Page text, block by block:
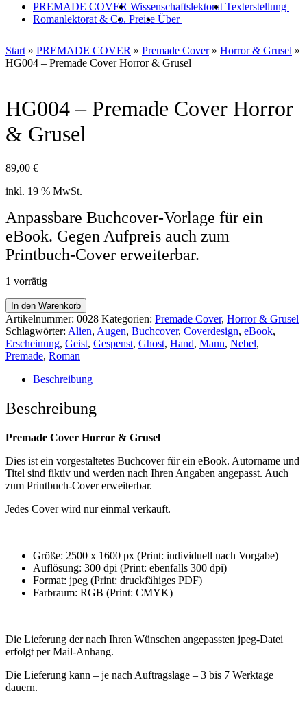
PREMADE COVER Wissenschaftslektorat Texterstellung
Romanlektorat & Co. Preise Über
Start » PREMADE COVER » Premade Cover » Horror & Grusel »
HG004 – Premade Cover Horror & Grusel
HG004 – Premade Cover Horror
& Grusel
89,00 €
inkl. 19 % MwSt.
Anpassbare Buchcover-Vorlage für ein
eBook. Gegen Aufpreis auch zum
Printbuch-Cover erweiterbar.
1 vorrätig
HG004
-
Premade
Cover
Horror
Grusel
In den Warenkorb
Artikelnummer: 0028 Kategorien: Premade Cover, Horror & Grusel
Schlagwörter: Alien, Augen, Buchcover, Coverdesign, eBook,
Erscheinung, Geist, Gespenst, Ghost, Hand, Mann, Nebel,
Premade, Roman
Beschreibung
Beschreibung
Premade Cover Horror & Grusel
Dies ist ein vorgestaltetes Buchcover für ein eBook. Autorname und
Titel sind fiktiv und werden nach Ihren Angaben angepasst. Auch
zum Printbuch-Cover erweiterbar.
Jedes Cover wird nur einmal verkauft.
Größe: 2500 x 1600 px (Print: individuell nach Vorgabe)
Auflösung: 300 dpi (Print: ebenfalls 300 dpi)
Format: jpeg (Print: druckfähiges PDF)
Farbraum: RGB (Print: CMYK)
Die Lieferung der nach Ihren Wünschen angepassten jpeg-Datei
erfolgt per Mail-Anhang.
Die Lieferung kann – je nach Auftragslage – 3 bis 7 Werktage
dauern.